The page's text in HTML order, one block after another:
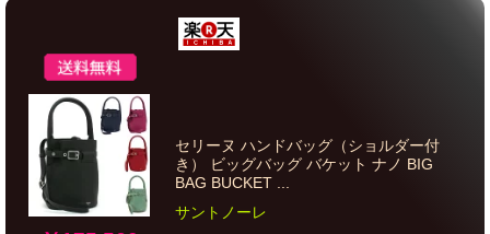
セリーヌ ハンドバッグ（ショルダー付
き） ビッグバッグ バケット ナノ BIG
BAG BUCKET ...
サントノーレ